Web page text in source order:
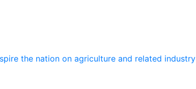
the nation on agriculture and related industry